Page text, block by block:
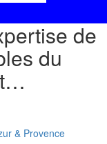
de
du
& Provence